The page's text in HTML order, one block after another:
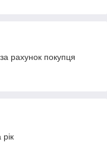
рахунок покупця